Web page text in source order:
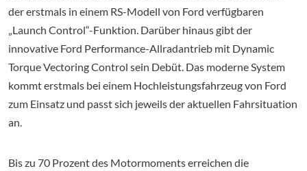
der erstmals in einem RS-Modell von Ford verfügbaren
„Launch Control“-Funktion. Darüber hinaus gibt der
innovative Ford Performance-Allradantrieb mit Dynamic
Torque Vectoring Control sein Debüt. Das moderne System
kommt erstmals bei einem Hochleistungsfahrzeug von Ford
zum Einsatz und passt sich jeweils der aktuellen Fahrsituation
an.
Bis zu 70 Prozent des Motormoments erreichen die